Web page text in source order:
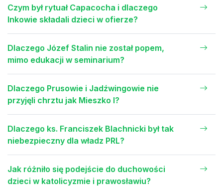
Czym był rytuał Capacocha i dlaczego
Inkowie składali dzieci w ofierze?
Dlaczego Józef Stalin nie został popem,
mimo edukacji w seminarium?
Dlaczego Prusowie i Jadźwingowie nie
przyjęli chrztu jak Mieszko I?
Dlaczego ks. Franciszek Blachnicki był tak
niebezpieczny dla władz PRL?
Jak różniło się podejście do duchowości
dzieci w katolicyzmie i prawosławiu?